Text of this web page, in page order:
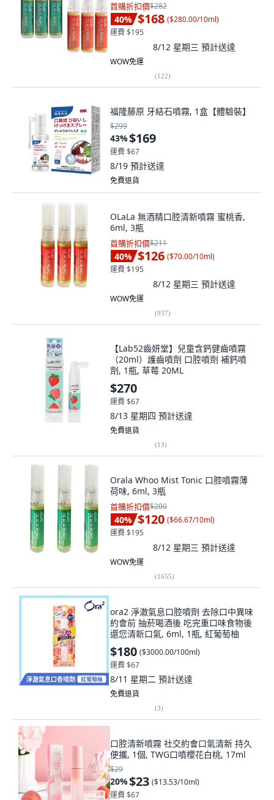
首購折扣價$282
40% $168 ($280.00/10ml)
運費 $195
8/12 星期三 預計送達
WOW免運
(122)
福隆藤原 牙結石噴霧, 1盒【體驗裝】
$299
43%$169
運費 $67
8/19 預計送達
免費退貨
OLaLa 無酒精口腔清新噴霧 蜜桃香,
6ml, 3瓶
首購折扣價$211
40% $126 ($70.00/10ml)
運費 $195
8/12 星期三 預計送達
WOW免運
(937)
【Lab52齒妍堂】兒童含鈣健齒噴霧
（20ml）護齒噴劑 口腔噴劑 補鈣噴
劑, 1瓶, 草莓 20ML
$270
運費 $67
8/13 星期四 預計送達
免費退貨
(13)
Orala Whoo Mist Tonic 口腔噴霧薄
荷味, 6ml, 3瓶
首購折扣價$200
40% $120 ($66.67/10ml)
運費 $195
8/12 星期三 預計送達
WOW免運
(1655)
ora2 淨澈氣息口腔噴劑 去除口中異味
約會前 抽菸喝酒後 吃完重口味食物後
還您清新口氣, 6ml, 1瓶, 紅葡萄柚
$180 ($3000.00/100ml)
運費 $67
8/11 星期二 預計送達
免費退貨
(3)
口腔清新噴霧 社交約會口氣清新 持久
便攜, 1個, TWG口噴櫻花白桃, 17ml
$29
20%$23 ($13.53/10ml)
運費 $67